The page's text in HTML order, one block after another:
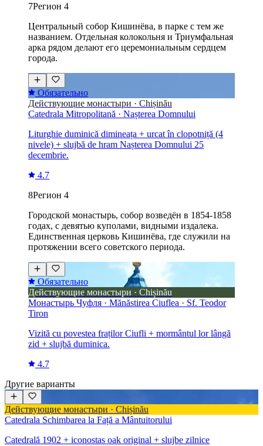
7Регион 4
Центральный собор Кишинёва, в парке с тем же
названием. Отдельная колокольня и Триумфальная
арка рядом делают его церемониальным сердцем
города.
Обязательно
Действующие монастыри · Chișinău
Catedrala Mitropolitană · Nașterea Domnului
Liturghie duminică dimineața + urcat în clopotniță (4
nivele) + slujbă de hram Nașterea Domnului 25
decembrie.
4.7
8Регион 4
Городской монастырь, собор возведён в 1854-1858
годах, с девятью куполами, видными издалека.
Единственная церковь Кишинёва, где служили на
протяжении всего советского периода.
Обязательно
Действующие монастыри · Chișinău
Монастырь Чуфля · Mănăstirea Ciuflea · Sf. Teodor
Tiron
Vizită cu povestea fraților Ciufli + mormântul lor lângă
zid + slujbă duminica.
4.7
Другие варианты
Действующие монастыри · Chișinău
Catedrala Schimbarea la Față a Mântuitorului
Catedrală 1902 + iconostas oak original + slujbe zilnice